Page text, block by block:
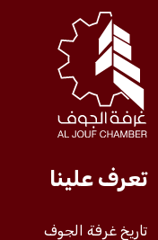
المركز الإعلامي
فعاليات الغرفة
فعاليات الجوف
تعرف علينا
تاريخ غرفة الجوف